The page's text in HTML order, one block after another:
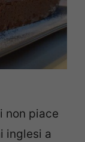
non piace
inglesi a